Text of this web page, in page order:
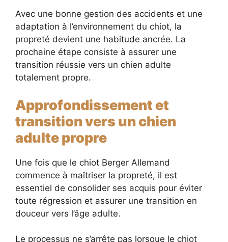
Avec une bonne gestion des accidents et une
adaptation à l’environnement du chiot, la
propreté devient une habitude ancrée. La
prochaine étape consiste à assurer une
transition réussie vers un chien adulte
totalement propre.
Approfondissement et
transition vers un chien
adulte propre
Une fois que le chiot Berger Allemand
commence à maîtriser la propreté, il est
essentiel de consolider ses acquis pour éviter
toute régression et assurer une transition en
douceur vers l’âge adulte.
Le processus ne s’arrête pas lorsque le chiot